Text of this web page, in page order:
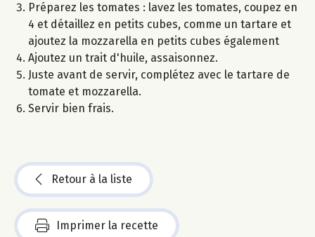
Préparez les tomates : lavez les tomates, coupez en
4 et détaillez en petits cubes, comme un tartare et
ajoutez la mozzarella en petits cubes également
Ajoutez un trait d'huile, assaisonnez.
Juste avant de servir, complétez avec le tartare de
tomate et mozzarella.
Servir bien frais.
Retour à la liste
Imprimer la recette